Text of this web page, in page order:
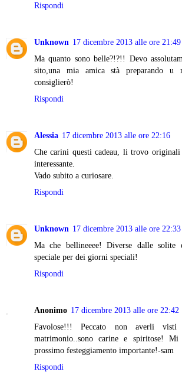
Rispondi
Unknown 17 dicembre 2013 alle ore 21:49
Ma quanto sono belle?!?!! Devo
sito,una mia amica stà preparando u
consiglierò!
Rispondi
Alessia 17 dicembre 2013 alle ore 22:16
Che carini questi cadeau, li trovo
interessante.
Vado subito a curiosare.
Rispondi
Unknown 17 dicembre 2013 alle ore 22:33
Ma che bellineeee! Diverse dalle solite
speciale per dei giorni speciali!
Rispondi
Anonimo 17 dicembre 2013 alle ore 22:42
Favolose!!! Peccato non averli
matrimonio..sono carine e spiritose!
prossimo festeggiamento importante!-sam
Rispondi